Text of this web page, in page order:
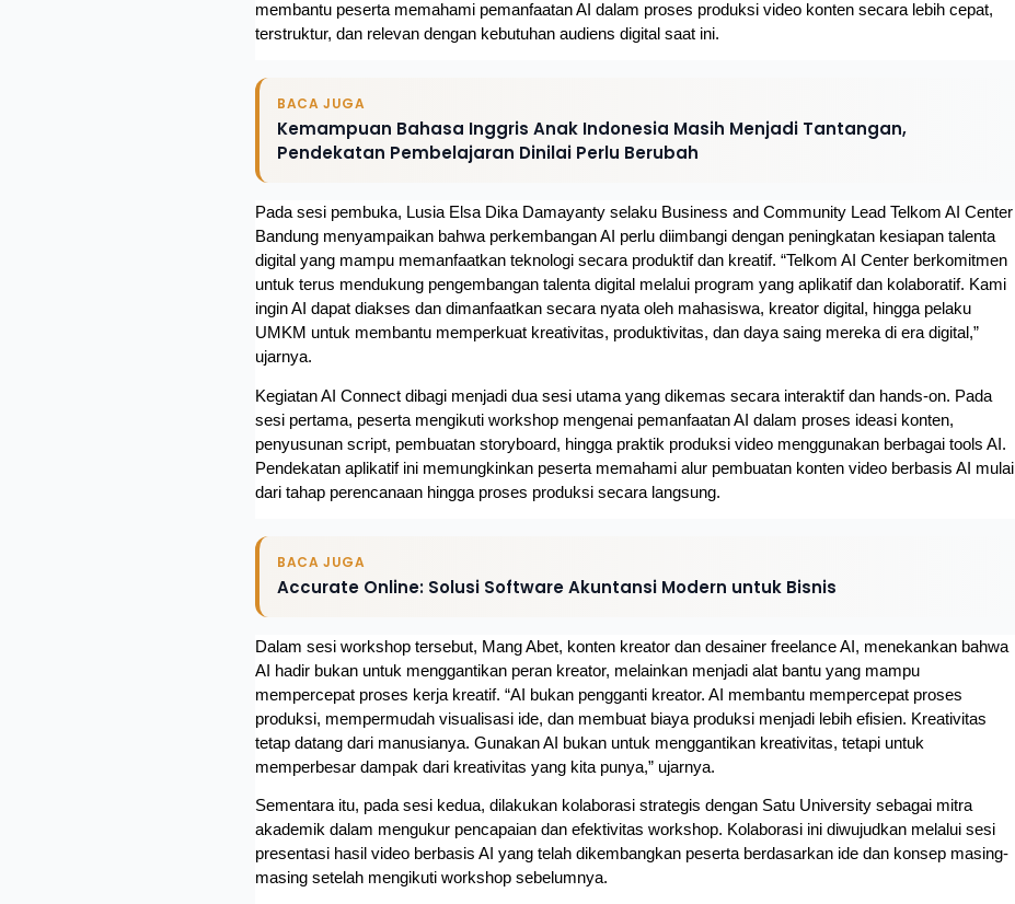
membantu peserta memahami pemanfaatan AI dalam proses produksi video konten secara lebih cepat,
terstruktur, dan relevan dengan kebutuhan audiens digital saat ini.
BACA JUGA
Kemampuan Bahasa Inggris Anak Indonesia Masih Menjadi Tantangan,
Pendekatan Pembelajaran Dinilai Perlu Berubah
Pada sesi pembuka, Lusia Elsa Dika Damayanty selaku Business and Community Lead Telkom AI Center
Bandung menyampaikan bahwa perkembangan AI perlu diimbangi dengan peningkatan kesiapan talenta
digital yang mampu memanfaatkan teknologi secara produktif dan kreatif. “Telkom AI Center berkomitmen
untuk terus mendukung pengembangan talenta digital melalui program yang aplikatif dan kolaboratif. Kami
ingin AI dapat diakses dan dimanfaatkan secara nyata oleh mahasiswa, kreator digital, hingga pelaku
UMKM untuk membantu memperkuat kreativitas, produktivitas, dan daya saing mereka di era digital,”
ujarnya.
Kegiatan AI Connect dibagi menjadi dua sesi utama yang dikemas secara interaktif dan hands-on. Pada
sesi pertama, peserta mengikuti workshop mengenai pemanfaatan AI dalam proses ideasi konten,
penyusunan script, pembuatan storyboard, hingga praktik produksi video menggunakan berbagai tools AI.
Pendekatan aplikatif ini memungkinkan peserta memahami alur pembuatan konten video berbasis AI mulai
dari tahap perencanaan hingga proses produksi secara langsung.
BACA JUGA
Accurate Online: Solusi Software Akuntansi Modern untuk Bisnis
Dalam sesi workshop tersebut, Mang Abet, konten kreator dan desainer freelance AI, menekankan bahwa
AI hadir bukan untuk menggantikan peran kreator, melainkan menjadi alat bantu yang mampu
mempercepat proses kerja kreatif. “AI bukan pengganti kreator. AI membantu mempercepat proses
produksi, mempermudah visualisasi ide, dan membuat biaya produksi menjadi lebih efisien. Kreativitas
tetap datang dari manusianya. Gunakan AI bukan untuk menggantikan kreativitas, tetapi untuk
memperbesar dampak dari kreativitas yang kita punya,” ujarnya.
Sementara itu, pada sesi kedua, dilakukan kolaborasi strategis dengan Satu University sebagai mitra
akademik dalam mengukur pencapaian dan efektivitas workshop. Kolaborasi ini diwujudkan melalui sesi
presentasi hasil video berbasis AI yang telah dikembangkan peserta berdasarkan ide dan konsep masing-
masing setelah mengikuti workshop sebelumnya.